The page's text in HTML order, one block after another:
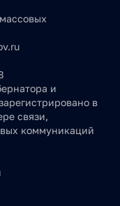
и
в
связи,
коммуникаций